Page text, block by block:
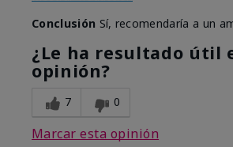
Conclusión Sí, recomendaría a un
¿Le ha resultado útil
opinión?
7 0
Marcar esta opinión